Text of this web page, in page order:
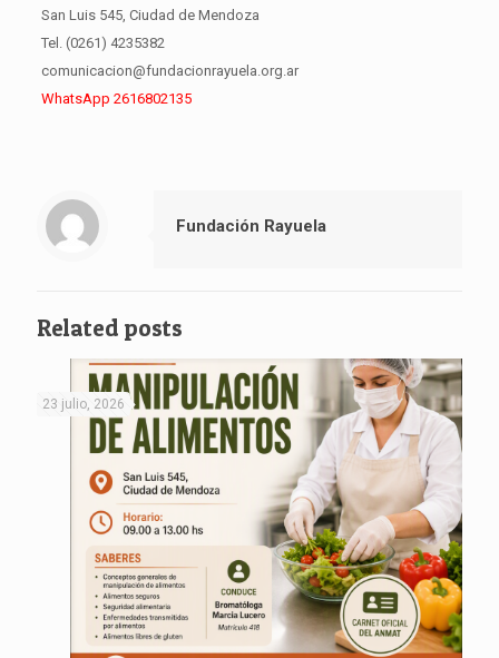
San Luis 545, Ciudad de Mendoza
Tel. (0261) 4235382
comunicacion@fundacionrayuela.org.ar
WhatsApp 2616802135
Fundación Rayuela
Related posts
23 julio, 2026